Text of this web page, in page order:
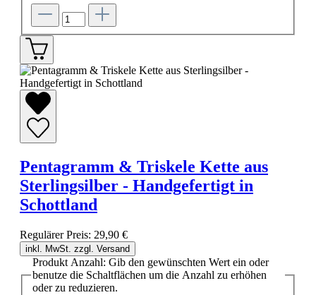
Pentagramm & Triskele Kette aus
Sterlingsilber - Handgefertigt in
Schottland
Regulärer Preis: 29,90 €
inkl. MwSt. zzgl. Versand
Produkt Anzahl: Gib den gewünschten Wert ein oder
benutze die Schaltflächen um die Anzahl zu erhöhen
oder zu reduzieren.